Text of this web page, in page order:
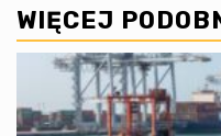
WIĘCEJ